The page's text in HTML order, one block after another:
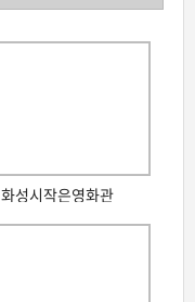
화성시작은영화관